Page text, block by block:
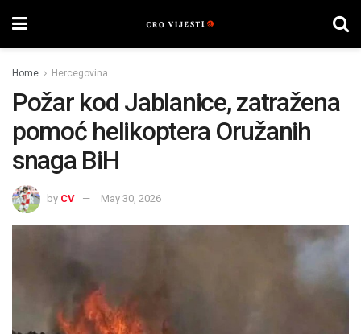
Home Hercegovina
Požar kod Jablanice, zatražena
pomoć helikoptera Oružanih
snaga BiH
by CV May 30, 2026